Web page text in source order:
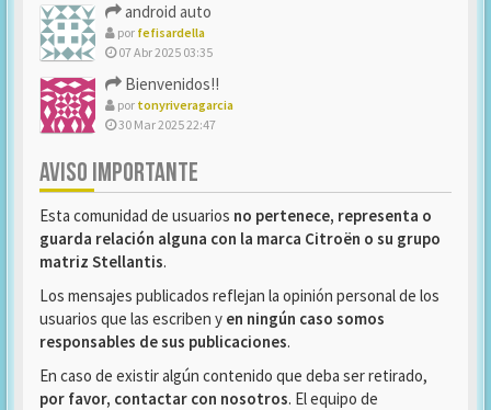
android auto
por fefisardella
07 Abr 2025 03:35
Bienvenidos!!
por tonyriveragarcia
30 Mar 2025 22:47
AVISO IMPORTANTE
Esta comunidad de usuarios no pertenece, representa o
guarda relación alguna con la marca Citroën o su grupo
matriz Stellantis.
Los mensajes publicados reflejan la opinión personal de los
usuarios que las escriben y en ningún caso somos
responsables de sus publicaciones.
En caso de existir algún contenido que deba ser retirado,
por favor, contactar con nosotros. El equipo de